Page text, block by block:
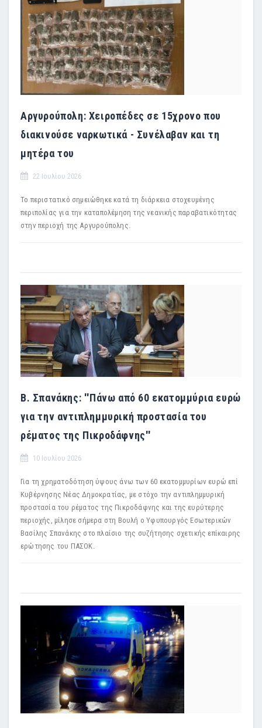
Αργυρούπολη: Χειροπέδες σε 15χρονο που
διακινούσε ναρκωτικά - Συνέλαβαν και τη
μητέρα του
22 Ιουλίου 2026
Το περιστατικό σημειώθηκε κατά τη διάρκεια στοχευμένης
περιπολίας για την καταπολέμηση της νεανικής παραβατικότητας
στην περιοχή της Αργυρούπολης.
Β. Σπανάκης: ''Πάνω από 60 εκατομμύρια ευρώ
για την αντιπλημμυρική προστασία του
ρέματος της Πικροδάφνης''
10 Ιουλίου 2026
Για τη χρηματοδότηση ύψους άνω των 60 εκατομμυρίων ευρώ επί
Κυβέρνησης Νέας Δημοκρατίας, με στόχο την αντιπλημμυρική
προστασία του ρέματος της Πικροδάφνης και της ευρύτερης
περιοχής, μίλησε σήμερα στη Βουλή ο Υφυπουργός Εσωτερικών
Βασίλης Σπανάκης στο πλαίσιο της συζήτησης σχετικής επίκαιρης
ερώτησης του ΠΑΣΟΚ.